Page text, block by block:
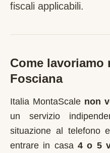
fiscali applicabili.
Come lavoriamo
Fosciana
Italia MontaScale non
un servizio
situazione al telefono
entrare in casa 4 o 5